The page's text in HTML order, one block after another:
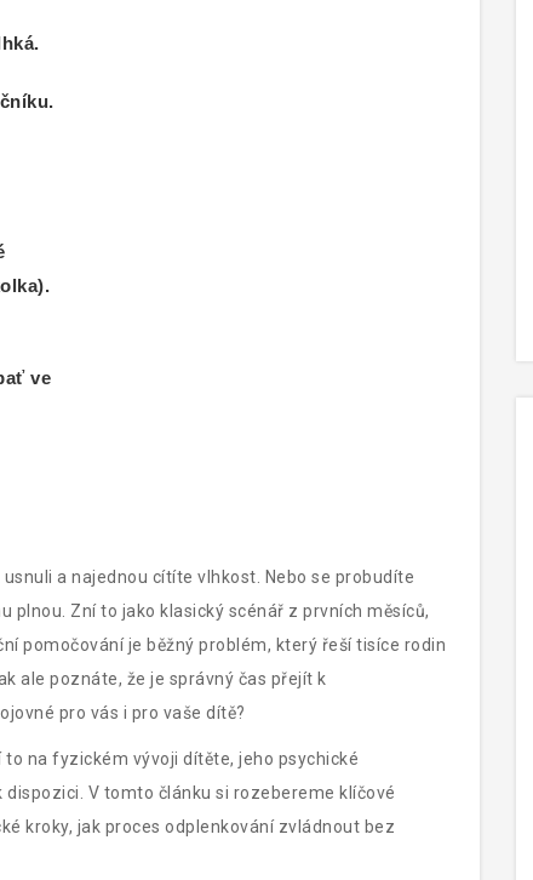
ve
a najednou cítíte vlhkost. Nebo se probudíte
plnou. Zní to jako klasický scénář z prvních měsíců,
pomočování je běžný problém, který řeší tisíce rodin
ale poznáte, že je správný čas přejít k
pro vás i pro vaše dítě?
to na fyzickém vývoji dítěte, jeho psychické
V tomto článku si rozebereme klíčové
kroky, jak proces odplenkování zvládnout bez